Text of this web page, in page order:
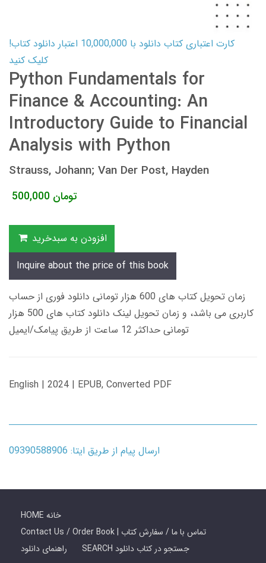
کارت اعتباری کتاب دانلود با 10,000,000 اعتبار دانلود کتاب!
کلیک کنید
Python Fundamentals for
Finance & Accounting: An
Introductory Guide to Financial
Analysis with Python
Strauss, Johann; Van Der Post, Hayden
500,000 تومان
افزودن به سبدخرید
Inquire about the price of this book
زمان تحویل کتاب های 600 هزار تومانی دانلود فوری از حساب
کاربری می باشد، و زمان تحویل لینک دانلود کتاب های 500 هزار
تومانی حداکثر 12 ساعت از طریق پیامک/ایمیل
English | 2024 | EPUB, Converted PDF
ارسال پیام از طریق ایتا: 09390588906
HOME خانه
Contact Us / Order Book | تماس با ما / سفارش کتاب
راهنمای دانلود
SEARCH جستجو در کتاب دانلود